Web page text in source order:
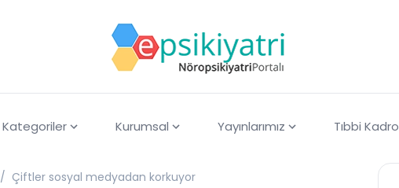
Kategoriler Kurumsal Yayınlarımız Tıbbi Kadro
/ Çiftler sosyal medyadan korkuyor